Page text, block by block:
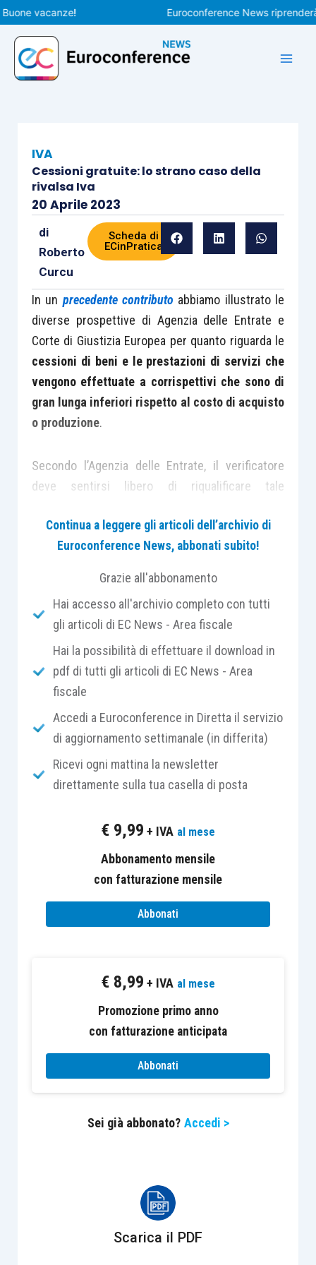
Vai
al
contenuto
vacanze! Euroconference News riprenderà le
IVA
Cessioni gratuite: lo strano caso della
rivalsa Iva
20 Aprile 2023
di
Roberto
Curcu
Scheda di
ECinPratica
In un precedente contributo abbiamo illustrato le
diverse prospettive di Agenzia delle Entrate e
Corte di Giustizia Europea per quanto riguarda le
cessioni di beni e le prestazioni di servizi che
vengono effettuate a corrispettivi che sono di
gran lunga inferiori rispetto al costo di acquisto
o produzione.
Secondo l’Agenzia delle Entrate, il verificatore
deve sentirsi libero di riqualificare tale
è stata applicata l’Iva sul prezzo di costo di tale
operazione.
giudicato una norma che imponeva ai verificatori
di comportarsi in tale maniera, ha statuito che
tale norma non è compatibile con la direttiva
europea, e quindi deve essere disapplicata;
infatti, posto
cessione di beni o per una prestazione di
servizi è chiesto un corrispettivo, tale
“onerosa”
, indipendentemente dal fatto che tale
corrispettivo sia superiore, uguale o inferiore al
l’operazione come onerosa, l’Iva dovuta deve
essere determinata sulla base del corrispettivo
operazioni gratuite
gratuite di beni che formano oggetto dell’attività
propria dell’impresa, sia dovuta l’Iva, e sia
possibile esercitare la rivalsa
(chiedere al
esercitare la stessa; in questo secondo caso, in
Europea espresse due opinioni riguardo alle
cessioni gratuite effettuate a destinatari
sono soggetti passivi Iva; in un primo scenario si
Continua a leggere gli articoli dell’archivio di
Euroconference News, abbonati subito!
Grazie all'abbonamento
Hai accesso all'archivio completo con tutti
gli articoli di EC News - Area fiscale
Hai la possibilità di effettuare il download in
pdf di tutti gli articoli di EC News - Area
fiscale
Accedi a Euroconference in Diretta il servizio
di aggiornamento settimanale (in differita)
Ricevi ogni mattina la newsletter
direttamente sulla tua casella di posta
€ 9,99 + IVA al mese
Abbonamento mensile
con fatturazione mensile
Abbonati
€ 8,99 + IVA al mese
Promozione primo anno
con fatturazione anticipata
Abbonati
Sei già abbonato? Accedi >
Scarica il PDF